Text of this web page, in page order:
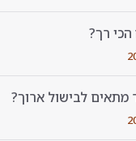
הכי רך?
מתאים לבישול ארוך?